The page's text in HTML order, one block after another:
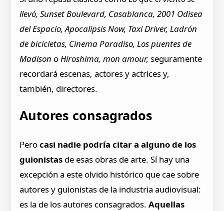
llevó, Sunset Boulevard, Casablanca, 2001 Odisea
del Espacio, Apocalipsis Now, Taxi Driver, Ladrón
de bicicletas, Cinema Paradiso, Los puentes de
Madison o Hiroshima, mon amour, seguramente
recordará escenas, actores y actrices y,
también, directores.
Autores consagrados
Perocasi nadie podría citar a alguno de los
guionistas de esas obras de arte. Sí hay una
excepción a este olvido histórico que cae sobre
autores y guionistas de la industria audiovisual:
es la de los autores consagrados. Aquellas